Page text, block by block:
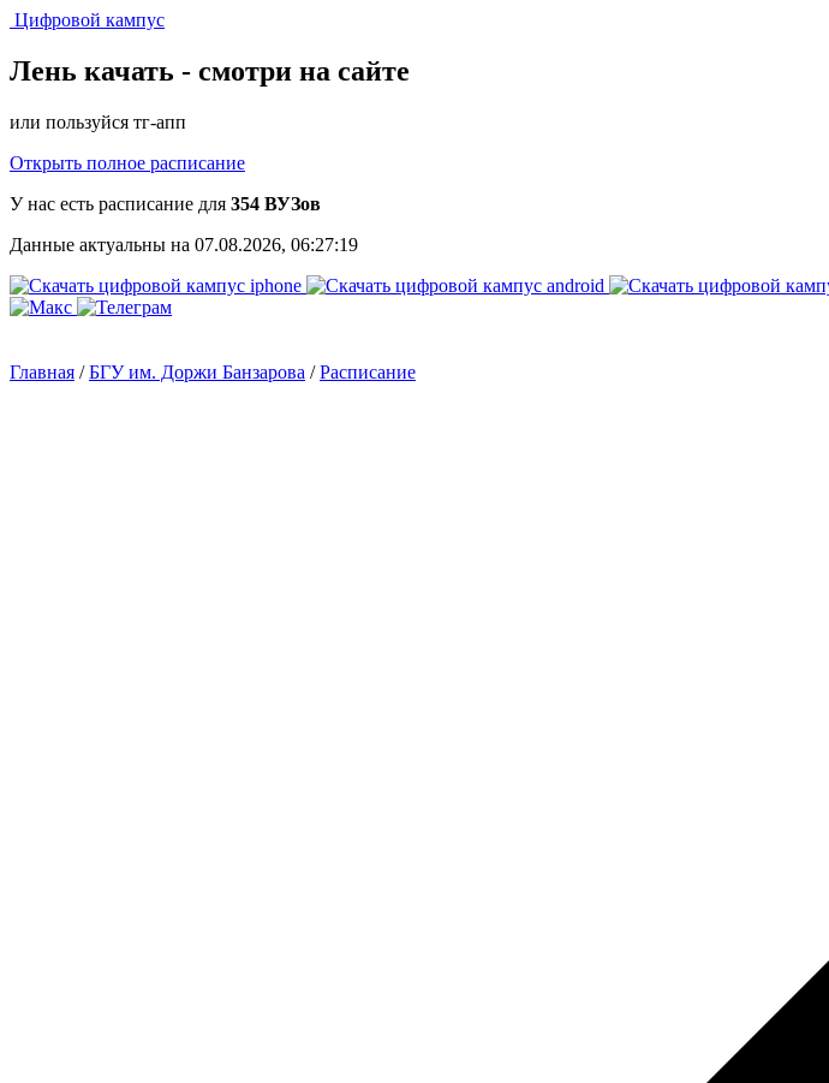
Цифровой кампус
Лень качать - смотри на сайте
или пользуйся тг-апп
Открыть полное расписание
У нас есть расписание для 354 ВУЗов
Данные актуальны на 07.08.2026, 06:27:19
Главная /БГУ им. Доржи Банзарова /Расписание